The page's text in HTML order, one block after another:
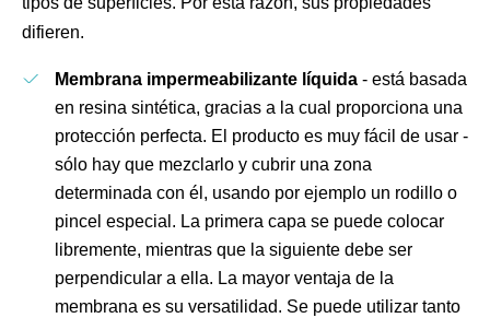
difieren.
Membrana impermeabilizante líquida - está basada
en resina sintética, gracias a la cual proporciona una
protección perfecta. El producto es muy fácil de usar -
sólo hay que mezclarlo y cubrir una zona
determinada con él, usando por ejemplo un rodillo o
pincel especial. La primera capa se puede colocar
libremente, mientras que la siguiente debe ser
perpendicular a ella. La mayor ventaja de la
membrana es su versatilidad. Se puede utilizar tanto